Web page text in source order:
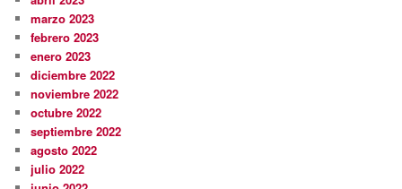
marzo 2023
febrero 2023
enero 2023
diciembre 2022
noviembre 2022
octubre 2022
septiembre 2022
agosto 2022
julio 2022